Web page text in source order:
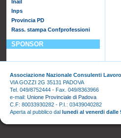
Inail
Inps
Provincia PD
Rass. stampa Confprofessioni
SPONSOR
Associazione Nazionale Consulenti Lavoro
VIA GOZZI 2G 35131 PADOVA
Tel. 049/8752444 - Fax. 049/8363966
e-mail: Unione Provinciale di Padova
C.F: 80033930282 - P.I.: 03439040282
Aperta al pubblico dal lunedi al venerdi dalle